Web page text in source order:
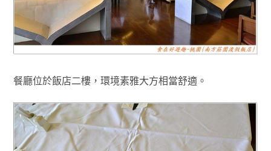
餐廳位於飯店二樓， 環境素雅大方相當舒適。